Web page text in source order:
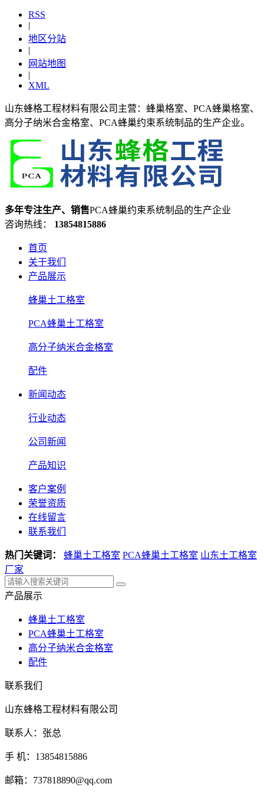
RSS
|
地区分站
|
网站地图
|
XML
山东蜂格工程材料有限公司主营：蜂巢格室、PCA蜂巢格室、
高分子纳米合金格室、PCA蜂巢约束系统制品的生产企业。
多年专注生产、销售PCA蜂巢约束系统制品的生产企业
咨询热线： 13854815886
首页
关于我们
产品展示
蜂巢土工格室
PCA蜂巢土工格室
高分子纳米合金格室
配件
新闻动态
行业动态
公司新闻
产品知识
客户案例
荣誉资质
在线留言
联系我们
热门关键词： 蜂巢土工格室 PCA蜂巢土工格室 山东土工格室
厂家
产品展示
蜂巢土工格室
PCA蜂巢土工格室
高分子纳米合金格室
配件
联系我们
山东蜂格工程材料有限公司
联系人：张总
手 机：13854815886
邮箱：737818890@qq.com